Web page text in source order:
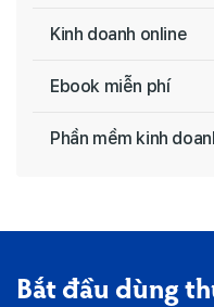
Kinh doanh online
Ebook miễn phí
Phần mềm kinh
Bắt đầu dùng